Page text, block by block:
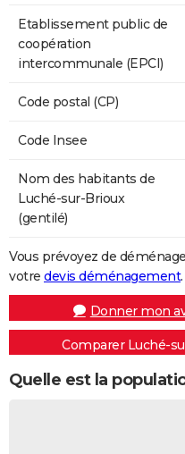
Etablissement public de
coopération
intercommunale (EPCI)
Code postal (CP)
Code Insee
Nom des habitants de
Luché-sur-Brioux
(gentilé)
Vous prévoyez de
votre devis déménagement.
Donner mon
Comparer Luché-
Quelle est la